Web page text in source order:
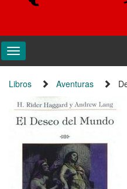
Libros Aventuras